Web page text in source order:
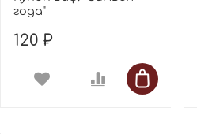
года"
120 ₽